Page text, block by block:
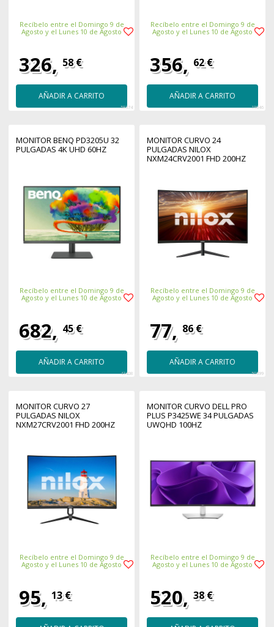
Recíbelo entre el Domingo 9 de
Agosto y el Lunes 10 de Agosto
326, 58 €
AÑADIR A CARRITO
58374
Recíbelo entre el Domingo 9 de
Agosto y el Lunes 10 de Agosto
356, 62 €
AÑADIR A CARRITO
19046
MONITOR BENQ PD3205U 32
PULGADAS 4K UHD 60HZ
Recíbelo entre el Domingo 9 de
Agosto y el Lunes 10 de Agosto
682, 45 €
AÑADIR A CARRITO
43408
MONITOR CURVO 24
PULGADAS NILOX
NXM24CRV2001 FHD 200HZ
Recíbelo entre el Domingo 9 de
Agosto y el Lunes 10 de Agosto
77, 86 €
AÑADIR A CARRITO
50599
MONITOR CURVO 27
PULGADAS NILOX
NXM27CRV2001 FHD 200HZ
Recíbelo entre el Domingo 9 de
Agosto y el Lunes 10 de Agosto
95, 13 €
MONITOR CURVO DELL PRO
PLUS P3425WE 34 PULGADAS
UWQHD 100HZ
Recíbelo entre el Domingo 9 de
Agosto y el Lunes 10 de Agosto
520, 38 €